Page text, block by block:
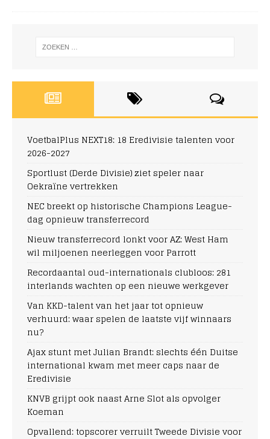
VoetbalPlus NEXT18: 18 Eredivisie talenten voor
2026-2027
Sportlust (Derde Divisie) ziet speler naar
Oekraïne vertrekken
NEC breekt op historische Champions League-
dag opnieuw transferrecord
Nieuw transferrecord lonkt voor AZ: West Ham
wil miljoenen neerleggen voor Parrott
Recordaantal oud-internationals clubloos: 281
interlands wachten op een nieuwe werkgever
Van KKD-talent van het jaar tot opnieuw
verhuurd: waar spelen de laatste vijf winnaars
nu?
Ajax stunt met Julian Brandt: slechts één Duitse
international kwam met meer caps naar de
Eredivisie
KNVB grijpt ook naast Arne Slot als opvolger
Koeman
Opvallend: topscorer verruilt Tweede Divisie voor